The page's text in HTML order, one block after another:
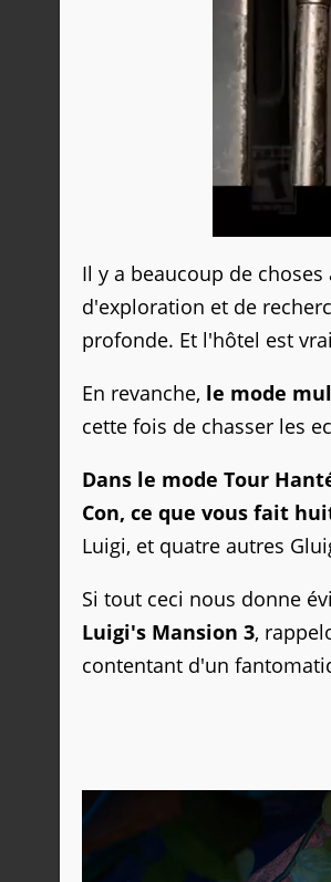
Il y a beaucoup de
d'exploration et de
profonde. Et l'hôtel est
En revanche, le mode
cette fois de chasser les
Dans le mode Tour
Con, ce que vous fait
Luigi, et quatre autres
Si tout ceci nous donne
Luigi's Mansion 3,
contentant d'un